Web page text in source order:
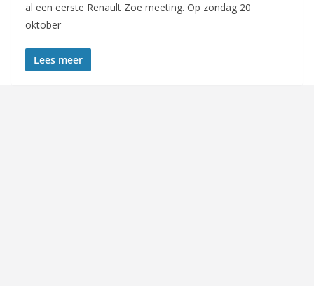
al een eerste Renault Zoe meeting. Op zondag 20
oktober
Lees meer